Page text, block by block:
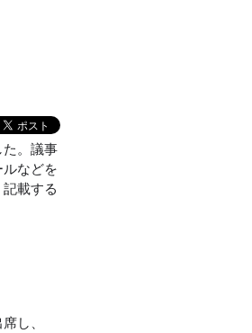
。議事
などを
載する
し、